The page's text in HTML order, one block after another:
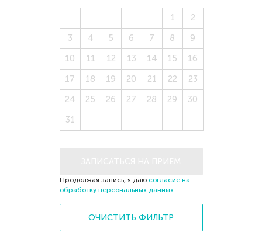
1
2
3
4 5 6 7 8
9
10
11 12 13 14 15
16
17
18 19 20 21 22
23
24
25 26 27 28 29
30
31
Продолжая запись, я даю согласие на
обработку персональных данных
ОЧИСТИТЬ ФИЛЬТР